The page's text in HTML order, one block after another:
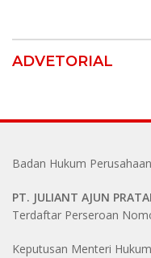
ADVETORIAL
Badan Hukum
PT. JULIANT AJUN
Terdaftar Perseroan
Keputusan Menteri